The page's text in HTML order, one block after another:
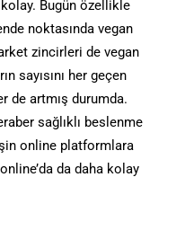
Bugün özellikle
noktasında vegan
zincirleri de vegan
sayısını her geçen
de artmış durumda.
sağlıklı beslenme
online platformlara
da daha kolay